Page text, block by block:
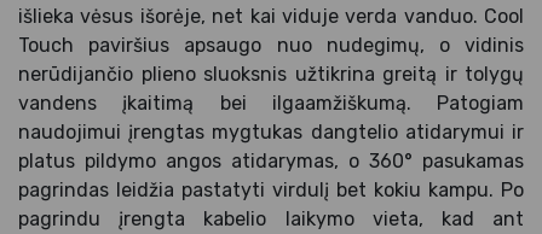
išlieka vėsus išorėje, net kai viduje verda vanduo. Cool
Touch paviršius apsaugo nuo nudegimų, o vidinis
nerūdijančio plieno sluoksnis užtikrina greitą ir tolygų
vandens įkaitimą bei ilgaamžiškumą. Patogiam
naudojimui įrengtas mygtukas dangtelio atidarymui ir
platus pildymo angos atidarymas, o 360° pasukamas
pagrindas leidžia pastatyti virdulį bet kokiu kampu. Po
pagrindu įrengta kabelio laikymo vieta, kad ant